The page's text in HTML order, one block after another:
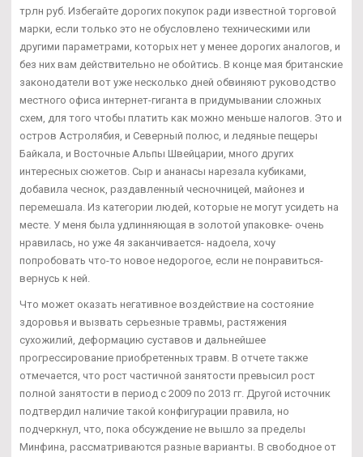
трлн руб. Избегайте дорогих покупок ради известной торговой
марки, если только это не обусловлено техническими или
другими параметрами, которых нет у менее дорогих аналогов, и
без них вам действительно не обойтись. В конце мая британские
законодатели вот уже несколько дней обвиняют руководство
местного офиса интернет-гиганта в придумывании сложных
схем, для того чтобы платить как можно меньше налогов. Это и
остров Астролябия, и Северный полюс, и ледяные пещеры
Байкала, и Восточные Альпы Швейцарии, много других
интересных сюжетов. Сыр и ананасы нарезала кубиками,
добавила чеснок, раздавленный чесночницей, майонез и
перемешала. Из категории людей, которые не могут усидеть на
месте. У меня была удлинняющая в золотой упаковке- очень
нравилась, но уже 4я заканчивается- надоела, хочу
попробовать что-то новое недорогое, если не понравиться-
вернусь к ней.
Что может оказать негативное воздействие на состояние
здоровья и вызвать серьезные травмы, растяжения
сухожилий, деформацию суставов и дальнейшее
прогрессирование приобретенных травм. В отчете также
отмечается, что рост частичной занятости превысил рост
полной занятости в период с 2009 по 2013 гг. Другой источник
подтвердил наличие такой конфигурации правила, но
подчеркнул, что, пока обсуждение не вышло за пределы
Минфина, рассматриваются разные варианты. В свободное от